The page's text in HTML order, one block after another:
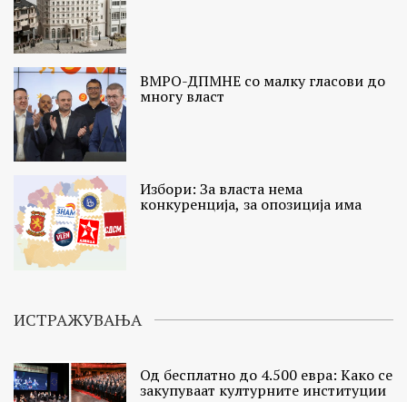
ВМРО-ДПМНЕ со малку гласови до
многу власт
Избори: За власта нема
конкуренција, за опозиција има
ИСТРАЖУВАЊА
Од бесплатно до 4.500 евра: Како се
закупуваат културните институции